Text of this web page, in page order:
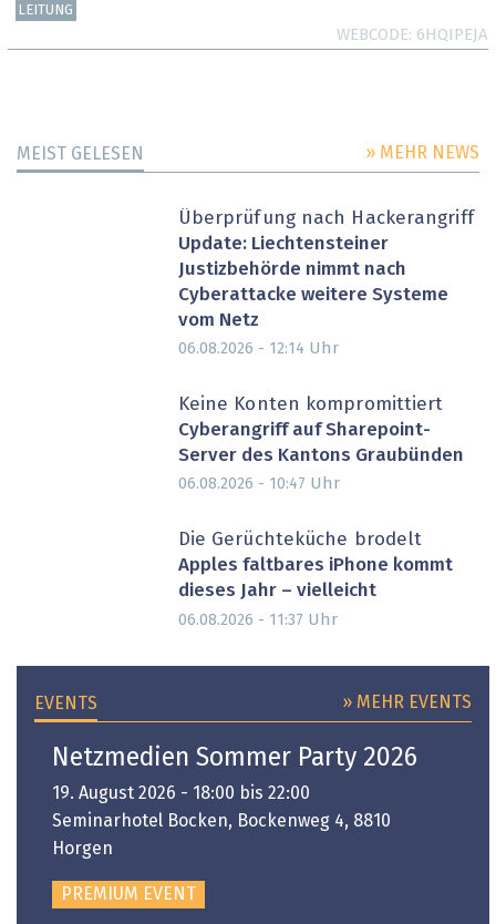
LEITUNG
WEBCODE 6HQIPEJA
MEIST GELESEN » MEHR NEWS
Überprüfung nach Hackerangriff
Update: Liechtensteiner
Justizbehörde nimmt nach
Cyberattacke weitere Systeme
vom Netz
06.08.2026 - 12:14 Uhr
Keine Konten kompromittiert
Cyberangriff auf Sharepoint-
Server des Kantons Graubünden
06.08.2026 - 10:47 Uhr
Die Gerüchteküche brodelt
Apples faltbares iPhone kommt
dieses Jahr – vielleicht
06.08.2026 - 11:37 Uhr
EVENTS » MEHR EVENTS
Netzmedien Sommer Party 2026
19. August 2026 - 18:00 bis 22:00
Seminarhotel Bocken, Bockenweg 4, 8810
Horgen
PREMIUM EVENT